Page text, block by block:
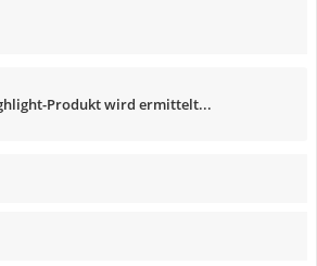
Produkt wird ermittelt...